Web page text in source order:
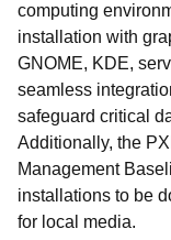
computing
installation with
GNOME, KDE,
seamless
safeguard critical
Additionally, the
Management
installations to be
for local media.